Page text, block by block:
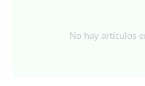
No hay artículos